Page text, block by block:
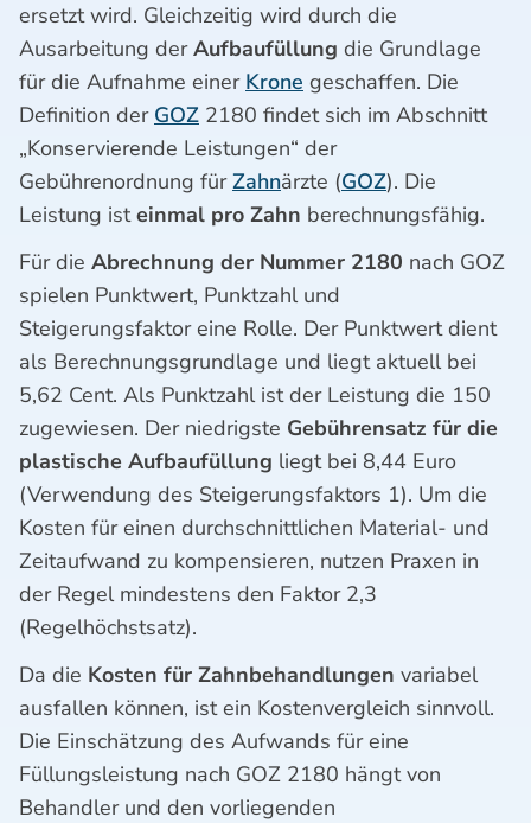
ersetzt wird. Gleichzeitig wird durch die
Ausarbeitung derAufbaufüllung die Grundlage
für die Aufnahme einer Krone geschaffen. Die
Definition der GOZ 2180 findet sich im Abschnitt
„Konservierende Leistungen“ der
Gebührenordnung fürZahnärzte (GOZ). Die
Leistung isteinmal pro Zahn berechnungsfähig.
Für die Abrechnung der Nummer 2180 nach GOZ
spielen Punktwert, Punktzahl und
Steigerungsfaktor eine Rolle. Der Punktwert dient
als Berechnungsgrundlage und liegt aktuell bei
5,62 Cent. Als Punktzahl ist der Leistung die 150
zugewiesen. Der niedrigste Gebührensatz für die
plastische Aufbaufüllung liegt bei 8,44 Euro
(Verwendung des Steigerungsfaktors 1). Um die
Kosten für einen durchschnittlichen Material- und
Zeitaufwand zu kompensieren, nutzen Praxen in
der Regel mindestens den Faktor 2,3
(Regelhöchstsatz).
Da die Kosten für Zahnbehandlungen variabel
ausfallen können, ist ein Kostenvergleich sinnvoll.
Die Einschätzung des Aufwands für eine
Füllungsleistung nach GOZ 2180 hängt von
Behandler und den vorliegenden